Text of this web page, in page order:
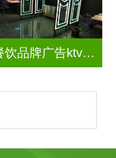
酒吧餐饮品牌广告ktv激光内雕发光艺术玻璃